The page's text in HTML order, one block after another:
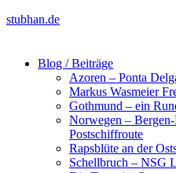
stubhan.de
Blog / Beiträge
Azoren – Ponta
Markus Wasmeier
Gothmund – ein
Norwegen –
Postschiffroute
Rapsblüte an der
Schellbruch – NSG